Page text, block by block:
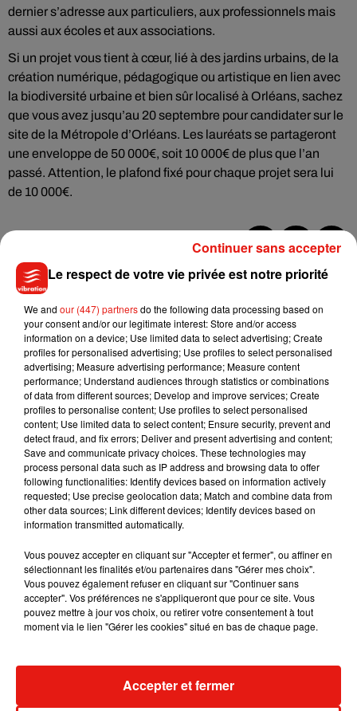
dernier s’adresse aux particuliers, aux professionnels mais
aussi aux écoles et aux associations.
Si un projet vous tient à cœur, lié à des jardins urbains, de la
création numérique, pédagogique ou artistique en lien avec
la biodiversité urbaine et bien sûr localisé à Orléans, sachez
que vous avez jusqu’au 20 septembre pour candidater sur le
site de la Métropole d’Orléans. Les lauréats se partageront
une enveloppe de 50 000€, soit 10 000€ de plus que l’an
passé. Attention, le plafond fixé pour chaque projet sera lui
de 10 000€.
Musique
7 août 2026
Julien Lieb s’essaye à la vie de chatelain
dans son nouveau clip
7 août 2026
Madonna sort enfin le remix de « Love
Sensation » avec Kylie Minogue
7 août 2026
dansant de l’année
Le respect de votre vie privée est notre priorité
We and our (447) partnersdo the following data processing based on
your consent and/or our legitimate interest: Store and/or access
information on a device; Use limited data to select advertising; Create
profiles for personalised advertising; Use profiles to select personalised
advertising; Measure advertising performance; Measure content
performance; Understand audiences through statistics or combinations
of data from different sources; Develop and improve services; Create
profiles to personalise content; Use profiles to select personalised
content; Use limited data to select content; Ensure security, prevent and
detect fraud, and fix errors; Deliver and present advertising and content;
Save and communicate privacy choices. These technologies may
process personal data such as IP address and browsing data to offer
following functionalities: Identify devices based on information actively
requested; Use precise geolocation data; Match and combine data from
other data sources; Link different devices; Identify devices based on
information transmitted automatically.
Vous pouvez accepter en cliquant sur "Accepter et fermer", ou affiner en
sélectionnant les finalités et/ou partenaires dans "Gérer mes choix".
Vous pouvez également refuser en cliquant sur "Continuer sans
accepter". Vos préférences ne s'appliqueront que pour ce site. Vous
pouvez mettre à jour vos choix, ou retirer votre consentement à tout
moment via le lien "Gérer les cookies" situé en bas de chaque page.
Accepter et fermer
Continuer sans accepter